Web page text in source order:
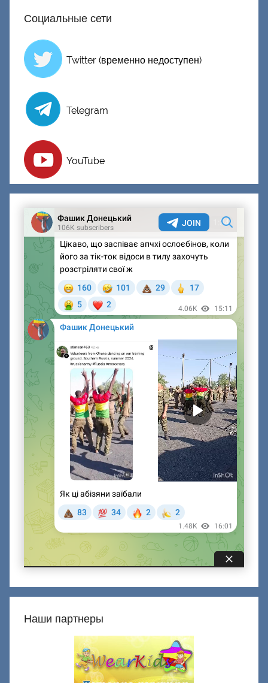
Социальные сети
Twitter (временно недоступен)
Telegram
YouTube
Наши партнеры